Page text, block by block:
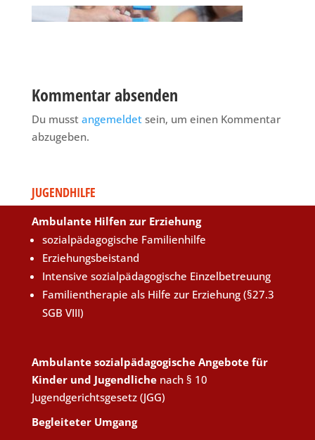
Kommentar absenden
Du musst angemeldetsein, um einen Kommentar
abzugeben.
JUGENDHILFE
Ambulante Hilfen zur Erziehung
sozialpädagogische Familienhilfe
Erziehungsbeistand
Intensive sozialpädagogische Einzelbetreuung
Familientherapie als Hilfe zur Erziehung (§27.3
SGB VIII)
Ambulante sozialpädagogische Angebote für
Kinder und Jugendliche nach § 10
Jugendgerichtsgesetz (JGG)
Begleiteter Umgang